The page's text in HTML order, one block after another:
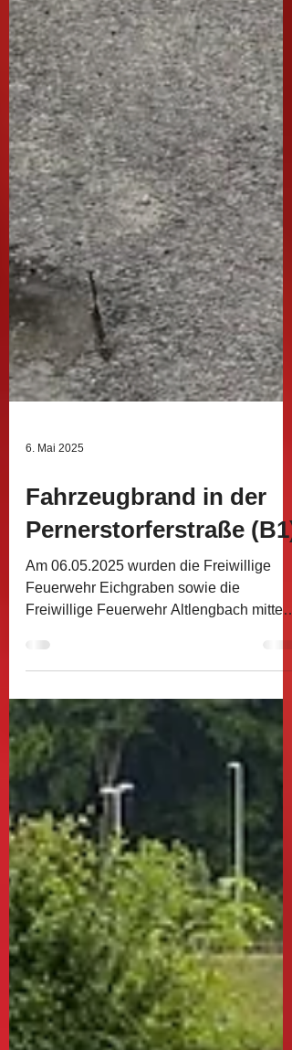
6. Mai 2025
Fahrzeugbrand in der
Pernerstorferstraße (B1)
Am 06.05.2025 wurden die Freiwillige
Sirenenalarm zu einem...